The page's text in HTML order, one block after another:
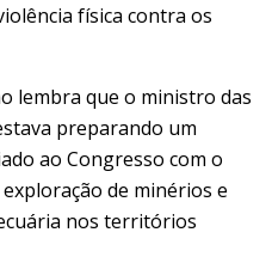
física contra os
lembra que o ministro das
preparando um
ao Congresso com o
de minérios e
nos territórios